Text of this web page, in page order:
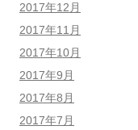
2017年12月
2017年11月
2017年10月
2017年9月
2017年8月
2017年7月